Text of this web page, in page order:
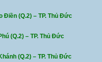
Điền (Q.2) – TP. Thủ Đức
(Q.2) – TP. Thủ Đức
(Q.2) – TP. Thủ Đức